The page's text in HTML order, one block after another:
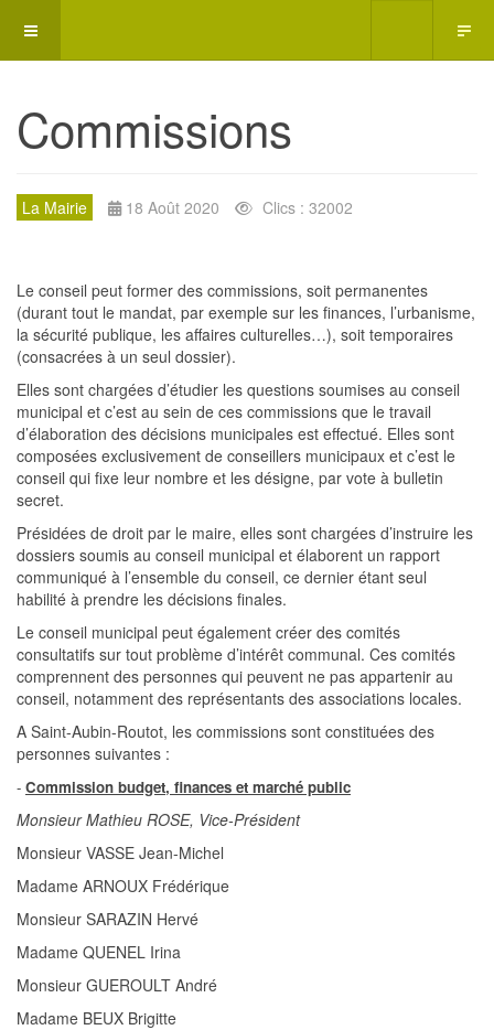
Commissions
La Mairie 18 Août 2020 Clics : 32002
Le conseil peut former des commissions, soit permanentes
(durant tout le mandat, par exemple sur les finances, l’urbanisme,
la sécurité publique, les affaires culturelles…), soit temporaires
(consacrées à un seul dossier).
Elles sont chargées d’étudier les questions soumises au conseil
municipal et c’est au sein de ces commissions que le travail
d’élaboration des décisions municipales est effectué. Elles sont
composées exclusivement de conseillers municipaux et c’est le
conseil qui fixe leur nombre et les désigne, par vote à bulletin
secret.
Présidées de droit par le maire, elles sont chargées d’instruire les
dossiers soumis au conseil municipal et élaborent un rapport
communiqué à l’ensemble du conseil, ce dernier étant seul
habilité à prendre les décisions finales.
Le conseil municipal peut également créer des comités
consultatifs sur tout problème d’intérêt communal. Ces comités
comprennent des personnes qui peuvent ne pas appartenir au
conseil, notamment des représentants des associations locales.
A Saint-Aubin-Routot, les commissions sont constituées des
personnes suivantes :
- Commission budget, finances et marché public
Monsieur Mathieu ROSE, Vice-Président
Monsieur VASSE Jean-Michel
Madame ARNOUX Frédérique
Monsieur SARAZIN Hervé
Madame QUENEL Irina
Monsieur GUEROULT André
Madame BEUX Brigitte